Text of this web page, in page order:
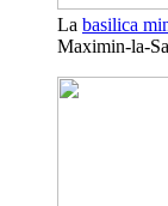
La basilica
Maximin-la-